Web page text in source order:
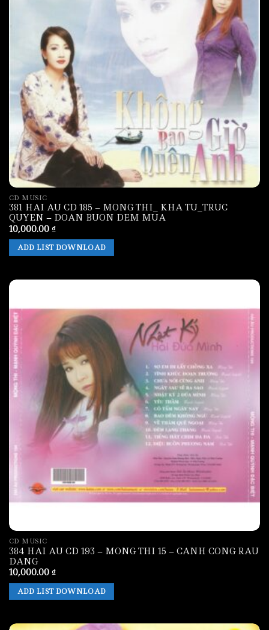
CD MUSIC
381 HAI AU CD 185 – MONG THI_ KHA TU_TRUC
QUYEN – DOAN BUON DEM MUA
10,000.00 ₫
ADD LIST DOWNLOAD
CD MUSIC
384 HAI AU CD 193 – MONG THI 15 – CANH CONG RAU
DANG
10,000.00 ₫
ADD LIST DOWNLOAD